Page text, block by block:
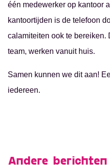
één medewerker op kantoor
kantoortijden is de telefoon
calamiteiten ook te bereiken.
team, werken vanuit huis.
Samen kunnen we dit aan!
iedereen.
Andere berichten